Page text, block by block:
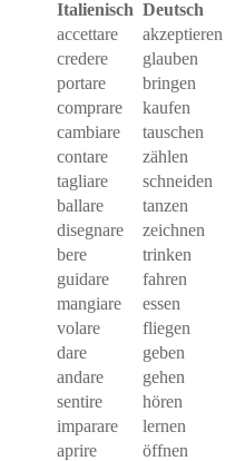
Italienisch Deutsch
accettare
akzeptieren
credere
glauben
portare
bringen
comprare
kaufen
cambiare
tauschen
contare
zählen
tagliare
schneiden
ballare
tanzen
disegnare
zeichnen
bere
trinken
guidare
fahren
mangiare
essen
volare
fliegen
dare
geben
andare
gehen
sentire
hören
imparare
lernen
aprire
öffnen